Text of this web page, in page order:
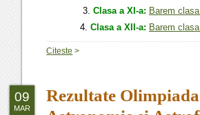
3. Clasa a XI-a: Barem
4. Clasa a XII-a: Barem
Citeste >
Rezultate
09
MAR